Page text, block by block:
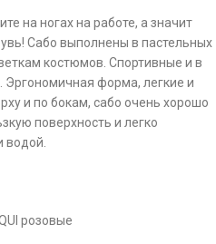
на ногах на работе, а значит
Сабо выполнены в пастельных
костюмов. Спортивные и в
Эргономичная форма, легкие и
и по бокам, сабо очень хорошо
поверхность и легко
водой.
розовые